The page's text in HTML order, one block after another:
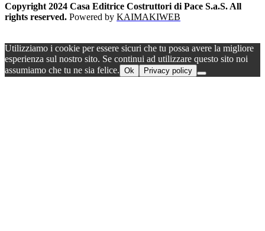
Copyright 2024 Casa Editrice Costruttori di Pace S.a.S. All
rights reserved. Powered by KAIMAKIWEB
Utilizziamo i cookie per essere sicuri che tu possa avere la migliore
esperienza sul nostro sito. Se continui ad utilizzare questo sito noi
assumiamo che tu ne sia felice. Ok Privacy policy